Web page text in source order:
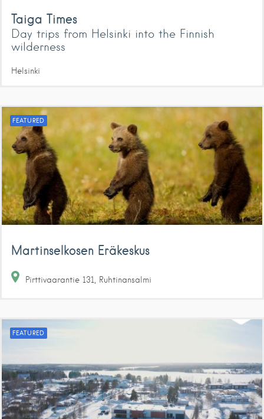
Taiga Times
Day trips from Helsinki into the Finnish
wilderness
Helsinki
FEATURED
Martinselkosen Eräkeskus
Pirttivaarantie 131 Ruhtinansalmi
FEATURED